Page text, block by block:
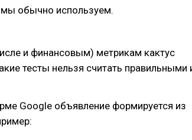
обычно используем.
и финансовым) метрикам кактус
тесты нельзя считать правильными
Google объявление формируется из